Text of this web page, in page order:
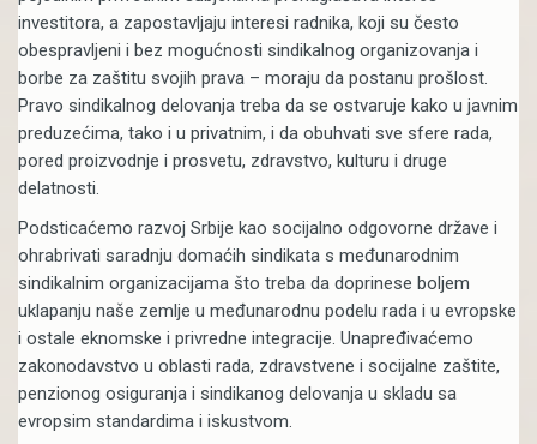
investitora, a zapostavljaju interesi radnika, koji su često
obespravljeni i bez mogućnosti sindikalnog organizovanja i
borbe za zaštitu svojih prava – moraju da postanu prošlost.
Pravo sindikalnog delovanja treba da se ostvaruje kako u javnim
preduzećima, tako i u privatnim, i da obuhvati sve sfere rada,
pored proizvodnje i prosvetu, zdravstvo, kulturu i druge
delatnosti.
Podsticaćemo razvoj Srbije kao socijalno odgovorne države i
ohrabrivati saradnju domaćih sindikata s međunarodnim
sindikalnim organizacijama što treba da doprinese boljem
uklapanju naše zemlje u međunarodnu podelu rada i u evropske
i ostale eknomske i privredne integracije. Unapređivaćemo
zakonodavstvo u oblasti rada, zdravstvene i socijalne zaštite,
penzionog osiguranja i sindikanog delovanja u skladu sa
evropsim standardima i iskustvom.